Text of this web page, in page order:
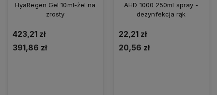
HyaRegen Gel 10ml-żel na
zrosty
423,21 zł
391,86 zł
AHD 1000 250ml spray -
dezynfekcja rąk
22,21 zł
20,56 zł